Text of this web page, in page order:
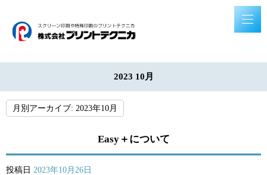
2023 10月
月別アーカイブ: 2023年10月
Easy＋について
投稿日 2023年10月26日